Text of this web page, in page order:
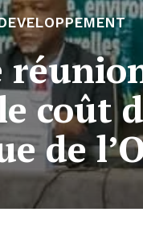
coût
de